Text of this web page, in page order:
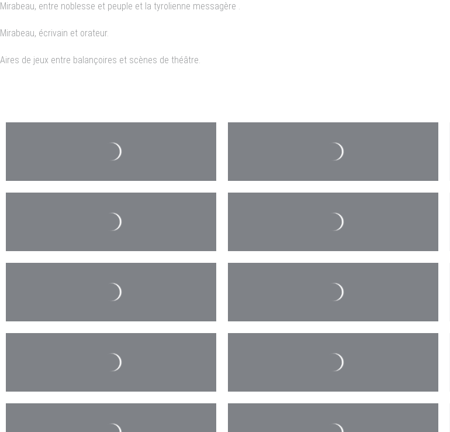
Mirabeau, entre noblesse et peuple et la tyrolienne messagère .
Mirabeau, écrivain et orateur.
Aires de jeux entre balançoires et scènes de théâtre.